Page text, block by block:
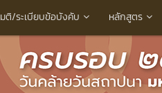
มติ/ระเบียบข้อบังคับ หลักสูตร